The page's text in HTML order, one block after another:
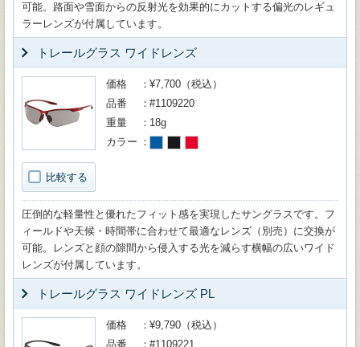
可能。路面や雪面からの反射光を効果的にカットする偏光のレギュ
ラーレンズが付属しています。
トレールグラス ワイドレンズ
比較する
価格
¥7,700（税込）
品番
#1109220
重量
18g
カラー
圧倒的な軽量性と優れたフィット感を実現したサングラスです。フ
ィールドや天候・時間帯に合わせて最適なレンズ（別売）に交換が
可能。レンズと顔の隙間から侵入する光を減らす横幅の広いワイド
レンズが付属しています。
トレールグラス ワイドレンズ PL
価格
¥9,790（税込）
品番
#1109221